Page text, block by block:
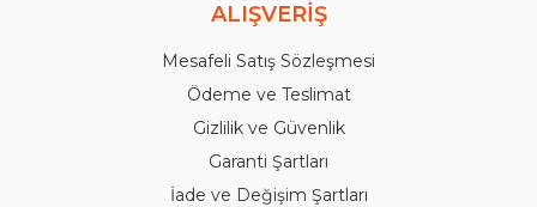
ALIŞVERİŞ
Mesafeli Satış Sözleşmesi
Ödeme ve Teslimat
Gizlilik ve Güvenlik
Garanti Şartları
İade ve Değişim Şartları